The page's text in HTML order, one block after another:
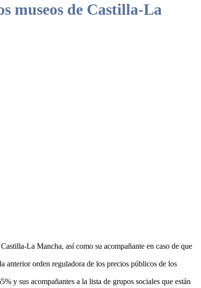
museos de Castilla-La
La Mancha, así como su acompañante en caso de que
orden reguladora de los precios públicos de los
y sus acompañantes a la lista de grupos sociales que están